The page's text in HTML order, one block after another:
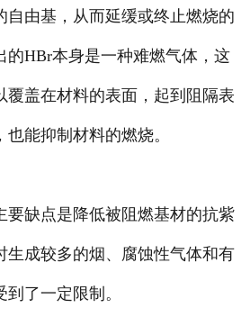
自由基，从而延缓或终止燃烧的
的HBr本身是一种难燃气体，这
覆盖在材料的表面，起到阻隔表
能抑制材料的燃烧。
缺点是降低被阻燃基材的抗紫
生成较多的烟、腐蚀性气体和有
了一定限制。